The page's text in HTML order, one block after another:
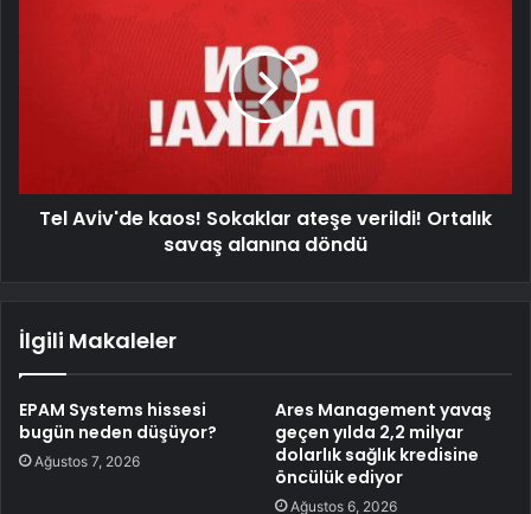
Tel Aviv'de kaos! Sokaklar ateşe verildi! Ortalık
savaş alanına döndü
İlgili Makaleler
EPAM Systems hissesi
bugün neden düşüyor?
Ağustos 7, 2026
Ares Management yavaş
geçen yılda 2,2 milyar
dolarlık sağlık kredisine
öncülük ediyor
Ağustos 6, 2026